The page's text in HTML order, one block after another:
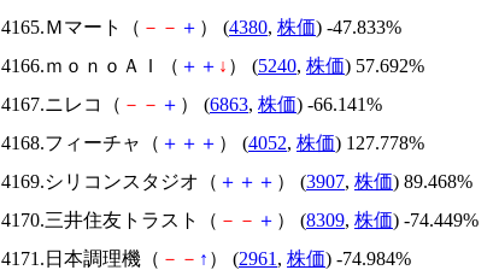
4165.Ｍマート（ － － ＋ ） (4380, 株価) -47.833%
4166.ｍｏｎｏＡＩ（ ＋ ＋ ↓ ） (5240, 株価) 57.692%
4167.ニレコ（ － － ＋ ） (6863, 株価) -66.141%
4168.フィーチャ（ ＋ ＋ ＋ ） (4052, 株価) 127.778%
4169.シリコンスタジオ（ ＋ ＋ ＋ ） (3907, 株価) 89.468%
4170.三井住友トラスト（ － － ＋ ） (8309, 株価) -74.449%
4171.日本調理機（ － － ↑ ） (2961 , 株価) -74.984%